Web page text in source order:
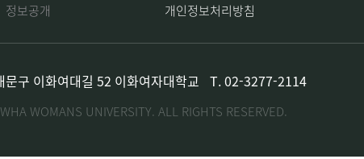
정보공개 개인정보처리방침
구 이화여대길 52 이화여자대학교 T.02-3277-2114
WOMANS UNIVERSITY. ALL RIGHTS RESERVED.